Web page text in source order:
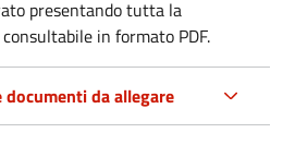
presentando tutta la
in formato PDF.
da allegare